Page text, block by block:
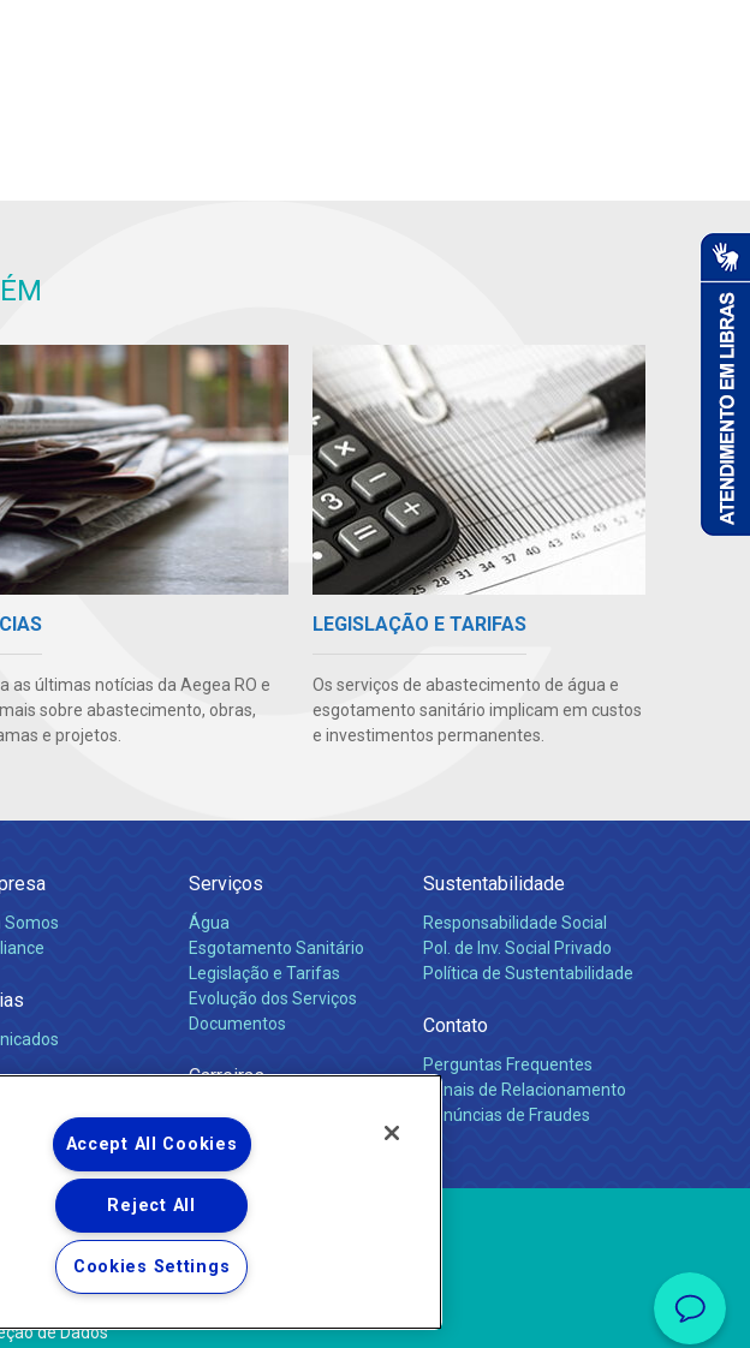
as últimas notícias da Aegea RO e
sobre abastecimento, obras,
e projetos.
LEGISLAÇÃO E TARIFAS
Os serviços de abastecimento de água e
esgotamento sanitário implicam em custos
e investimentos permanentes.
Somos
Serviços
Água
Esgotamento Sanitário
Legislação e Tarifas
Evolução dos Serviços
Documentos
Carreiras
Sustentabilidade
Responsabilidade Social
Pol. de Inv. Social Privado
Política de Sustentabilidade
Contato
Perguntas Frequentes
Canais de Relacionamento
Denúncias de Fraudes
os Direitos Reservados.
de Dados
Accept All Cookies
Reject All
Cookies Settings